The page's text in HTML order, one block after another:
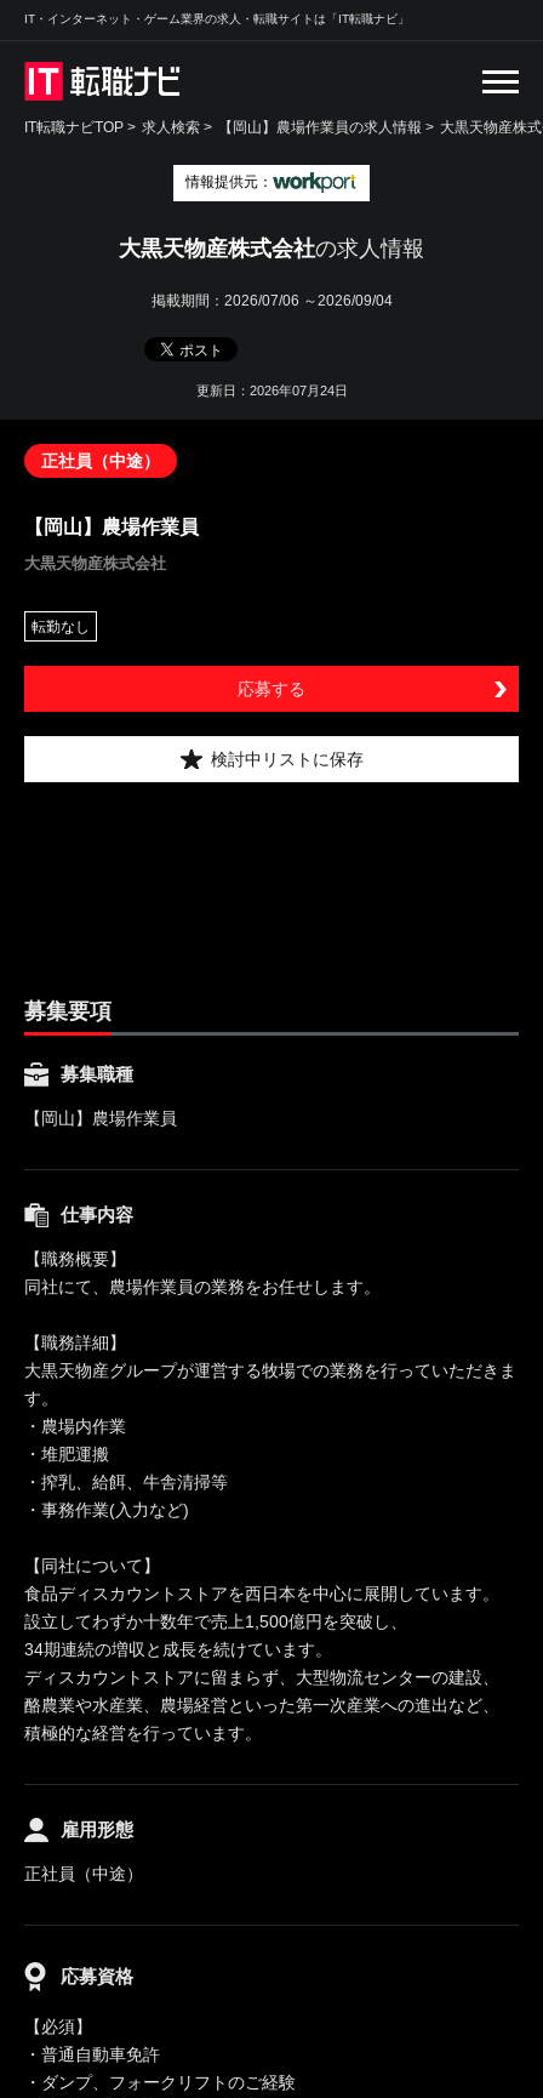
IT・インターネット・ゲーム業界の求人・転職サイトは「IT転職ナビ」
IT転職ナビTOP > 求人検索 > 【岡山】農場作業員の求人情報 > 大黒天物産株
情報提供元：
大黒天物産株式会社の求人情報
掲載期間： 2026/07/06 ～2026/09/04
更新日：2026年07月24日
正社員（中途）
【岡山】農場作業員
大黒天物産株式会社
転勤なし
応募する
検討中リストに保存
募集要項
募集職種
【岡山】農場作業員
仕事内容
【職務概要】
同社にて、農場作業員の業務をお任せします。
【職務詳細】
大黒天物産グループが運営する牧場での業務を行っていただきま
す。
・農場内作業
・堆肥運搬
・搾乳、給餌、牛舎清掃等
・事務作業(入力など)
【同社について】
食品ディスカウントストアを西日本を中心に展開しています。
設立してわずか十数年で売上1,500億円を突破し、
34期連続の増収と成長を続けています。
ディスカウントストアに留まらず、大型物流センターの建設、
酪農業や水産業、農場経営といった第一次産業への進出など、
積極的な経営を行っています。
雇用形態
正社員（中途）
応募資格
【必須】
・普通自動車免許
・ダンプ、フォークリフトのご経験